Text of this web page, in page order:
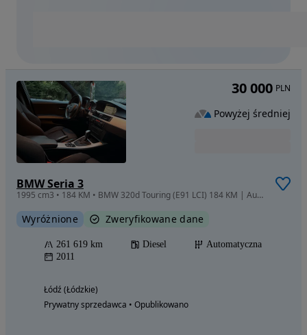
BMW Seria 3
1995 cm3 • 184 KM • BMW 320d Touring (E91 LCI) 184 KM | Automat | Panorama | Navi Profess
Wyróżnione Zweryfikowane dane
261 619 km Diesel
Automatyczna
2011
Łódź (Łódzkie)
Prywatny sprzedawca • Opublikowano
30 000 PLN
Powyżej średniej